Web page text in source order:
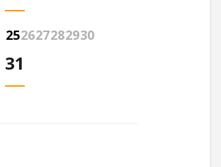
252627282930
31